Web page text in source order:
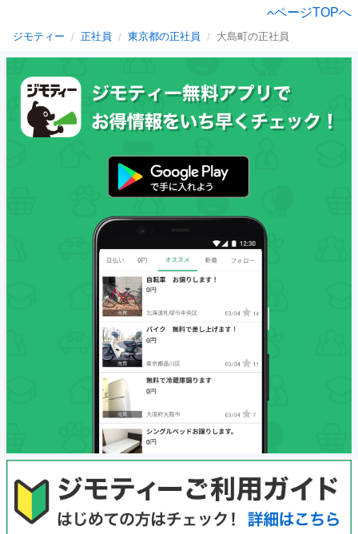
ページTOPへ
ジモティー 正社員 東京都の正社員 大島町の正社員